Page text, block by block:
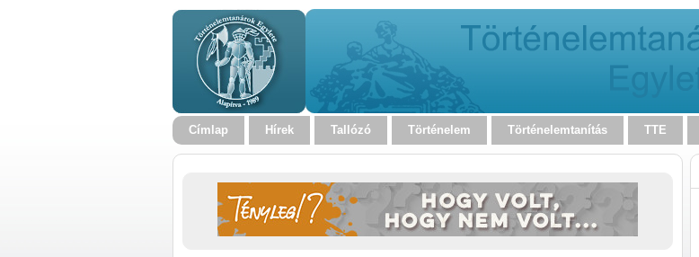
Címlap Hírek Tallózó Történelem Történelemtanítás TTE